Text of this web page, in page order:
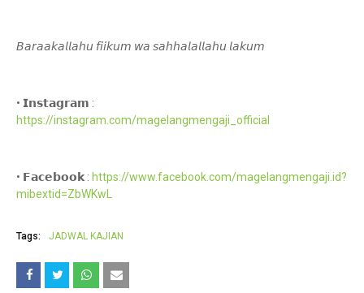
𝘉𝘢𝘳𝘢𝘢𝘬𝘢𝘭𝘭𝘢𝘩𝘶 𝘧𝘪𝘪𝘬𝘶𝘮 𝘸𝘢 𝘴𝘢𝘩𝘩𝘢𝘭𝘢𝘭𝘭𝘢𝘩𝘶 𝘭𝘢𝘬𝘶𝘮
• 𝗜𝗻𝘀𝘁𝗮𝗴𝗿𝗮𝗺 :
https://instagram.com/magelangmengaji_official
• 𝗙𝗮𝗰𝗲𝗯𝗼𝗼𝗸 : https://www.facebook.com/magelangmengaji.id?
mibextid=ZbWKwL
Tags: JADWAL KAJIAN